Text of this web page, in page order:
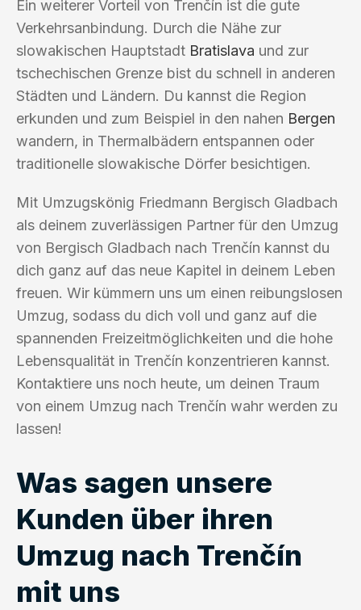
Ein weiterer Vorteil von Trenčín ist die gute
Verkehrsanbindung. Durch die Nähe zur
slowakischen Hauptstadt Bratislava und zur
tschechischen Grenze bist du schnell in anderen
Städten und Ländern. Du kannst die Region
erkunden und zum Beispiel in den nahen Bergen
wandern, in Thermalbädern entspannen oder
traditionelle slowakische Dörfer besichtigen.
Mit Umzugskönig Friedmann Bergisch Gladbach
als deinem zuverlässigen Partner für den Umzug
von Bergisch Gladbach nach Trenčín kannst du
dich ganz auf das neue Kapitel in deinem Leben
freuen. Wir kümmern uns um einen reibungslosen
Umzug, sodass du dich voll und ganz auf die
spannenden Freizeitmöglichkeiten und die hohe
Lebensqualität in Trenčín konzentrieren kannst.
Kontaktiere uns noch heute, um deinen Traum
von einem Umzug nach Trenčín wahr werden zu
lassen!
Was sagen unsere
Kunden über ihren
Umzug nach Trenčín
mit uns